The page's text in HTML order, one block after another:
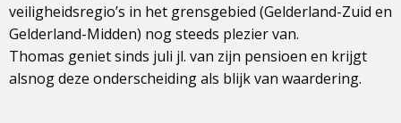
veiligheidsregio’s in het grensgebied (Gelderland-Zuid en
Gelderland-Midden) nog steeds plezier van.
Thomas geniet sinds juli jl. van zijn pensioen en krijgt
alsnog deze onderscheiding als blijk van waardering.